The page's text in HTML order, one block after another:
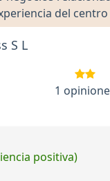
del
S L
1
positiva)